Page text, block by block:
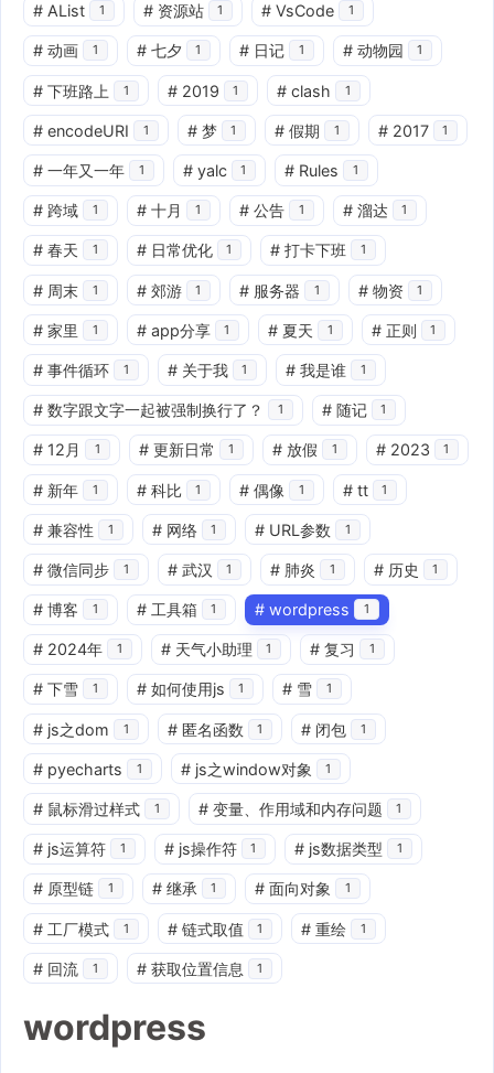
# AList 1 # 资源站 1 # VsCode 1
# 动画 1 # 七夕 1 # 日记 1 # 动物园 1
# 下班路上 1 # 2019 1 # clash 1
# encodeURI 1 # 梦 1 # 假期 1 # 2017 1
# 一年又一年 1 # yalc 1 # Rules 1
# 跨域 1 # 十月 1 # 公告 1 # 溜达 1
# 春天 1 # 日常优化 1 # 打卡下班 1
# 周末 1 # 郊游 1 # 服务器 1 # 物资 1
# 家里 1 # app分享 1 # 夏天 1 # 正则 1
# 事件循环 1 # 关于我 1 # 我是谁 1
# 数字跟文字一起被强制换行了？ 1 # 随记 1
# 12月 1 # 更新日常 1 # 放假 1 # 2023 1
# 新年 1 # 科比 1 # 偶像 1 # tt 1
# 兼容性 1 # 网络 1 # URL参数 1
# 微信同步 1 # 武汉 1 # 肺炎 1 # 历史 1
# 博客 1 # 工具箱 1 # wordpress 1
# 2024年 1 # 天气小助理 1 # 复习 1
# 下雪 1 # 如何使用js 1 # 雪 1
# js之dom 1 # 匿名函数 1 # 闭包 1
# pyecharts 1 # js之window对象 1
# 鼠标滑过样式 1 # 变量、作用域和内存问题 1
# js运算符 1 # js操作符 1 # js数据类型 1
# 原型链 1 # 继承 1 # 面向对象 1
# 工厂模式 1 # 链式取值 1 # 重绘 1
# 回流 1 # 获取位置信息 1
wordpress